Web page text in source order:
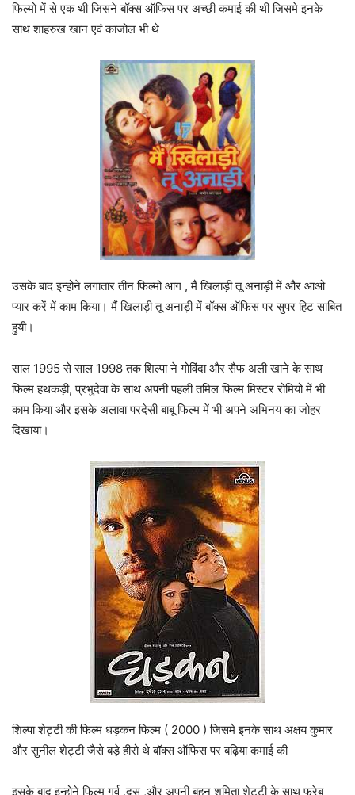
फिल्मो में से एक थी जिसने बॉक्स ऑफिस पर अच्छी कमाई की थी जिसमे इनके
साथ शाहरुख खान एवं काजोल भी थे
उसके बाद इन्होने लगातार तीन फिल्मो आग , मैं खिलाड़ी तू अनाड़ी में और आओ
प्यार करें में काम किया। मैं खिलाड़ी तू अनाड़ी में बॉक्स ऑफिस पर सुपर हिट साबित
हुयी।
साल 1995 से साल 1998 तक शिल्पा ने गोविंदा और सैफ अली खाने के साथ
फिल्म हथकड़ी, प्रभुदेवा के साथ अपनी पहली तमिल फिल्म मिस्टर रोमियो में भी
काम किया और इसके अलावा परदेसी बाबू फिल्म में भी अपने अभिनय का जोहर
दिखाया।
शिल्पा शेट्टी की फिल्म धड़कन फिल्म ( 2000 ) जिसमे इनके साथ अक्षय कुमार
और सुनील शेट्टी जैसे बड़े हीरो थे बॉक्स ऑफिस पर बढ़िया कमाई की
इसके बाद इन्होने फिल्म गर्व ,दस ,और अपनी बहन शमिता शेट्टी के साथ फरेब